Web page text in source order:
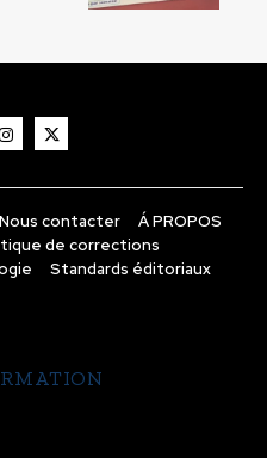
Nous contacter
Á PROPOS
de corrections
Standards éditoriaux